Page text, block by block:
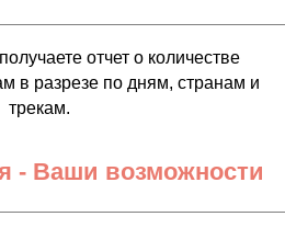
отчет о количестве
в разрезе по дням, странам и
трекам.
- Ваши возможности